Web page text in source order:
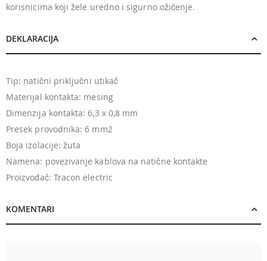
korisnicima koji žele uredno i sigurno ožičenje.
DEKLARACIJA
Tip: natični priključni utikač
Materijal kontakta: mesing
Dimenzija kontakta: 6,3 x 0,8 mm
Presek provodnika: 6 mm2
Boja izolacije: žuta
Namena: povezivanje kablova na natične kontakte
Proizvođač: Tracon electric
KOMENTARI